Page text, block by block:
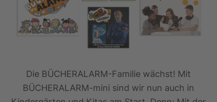
Die BÜCHERALARM-Familie wächst! Mit
BÜCHERALARM-mini sind wir nun auch in